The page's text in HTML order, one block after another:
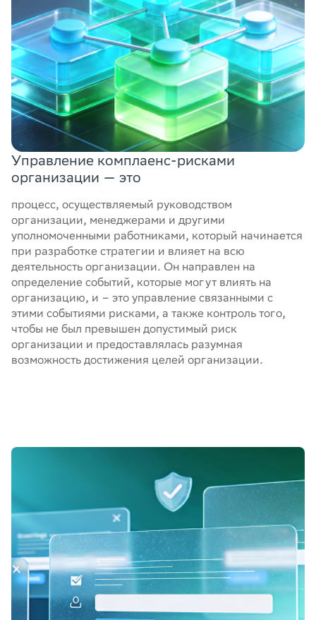
Управление комплаенс-рисками
организации — это
процесс, осуществляемый руководством
организации, менеджерами и другими
уполномоченными работниками, который начинается
при разработке стратегии и влияет на всю
деятельность организации. Он направлен на
определение событий, которые могут влиять на
организацию, и – это управление связанными с
этими событиями рисками, а также контроль того,
чтобы не был превышен допустимый риск
организации и предоставлялась разумная
возможность достижения целей организации.